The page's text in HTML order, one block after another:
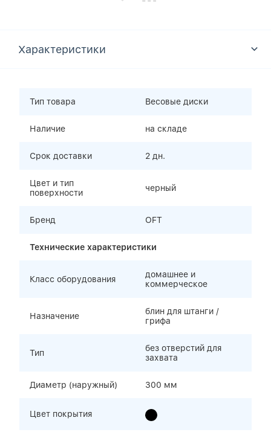
Характеристики
Тип товара Весовые диски
Наличие на складе
Срок доставки 2 дн.
Цвет и тип
поверхности
черный
Бренд OFT
Технические характеристики
Класс оборудования
домашнее и
коммерческое
Назначение
блин для штанги /
грифа
Тип
без отверстий для
захвата
Диаметр (наружный) 300 мм
Цвет покрытия